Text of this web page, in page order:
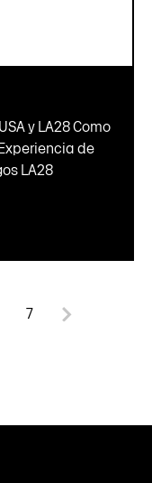
y LA28 Como
de
LA28
7